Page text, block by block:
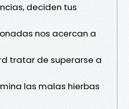
deciden tus
nos acercan a
tratar de superarse a
las malas hierbas